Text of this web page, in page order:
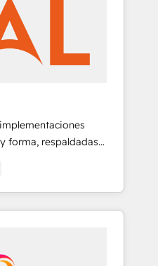
digital marketing.
working with tech
since 2002,
our clients
integration of
digital
like support in
marketing strategy?
to your needs
125+ certifications,
certified Canadian
offered in both
forma, respaldadas
HubSpot y un
avalados por
a las
de su crecimiento
combinar excelencia